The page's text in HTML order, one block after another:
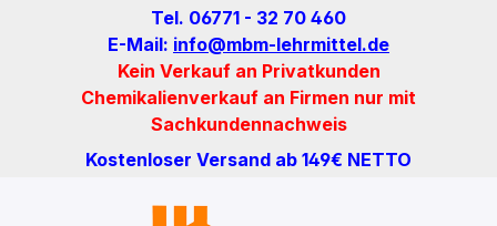
Zum Hauptinhalt springenTel. 06771 - 32 70 460
E-Mail: info@mbm-lehrmittel.de
Kein Verkauf an Privatkunden
Chemikalienverkauf an Firmen nur mit
Sachkundennachweis
Kostenloser Versand ab 149€ NETTO